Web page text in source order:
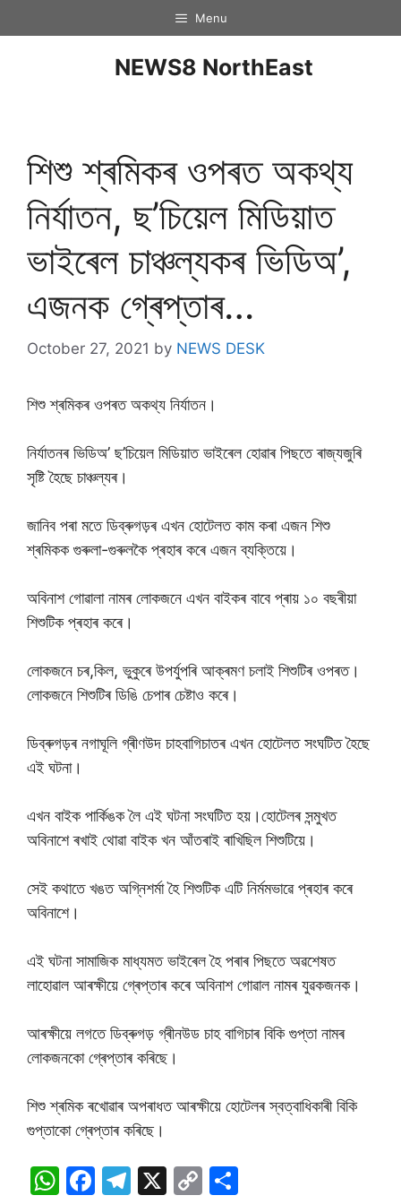
Menu
NEWS8 NorthEast
শিশু শ্ৰমিকৰ ওপৰত অকথ্য
নিৰ্যাতন, ছ’চিয়েল মিডিয়াত
ভাইৰেল চাঞ্চল্যকৰ ভিডিঅ’,
এজনক গ্ৰেপ্তাৰ…
October 27, 2021 by NEWS DESK
শিশু শ্ৰমিকৰ ওপৰত অকথ্য নিৰ্যাতন।
নিৰ্যাতনৰ ভিডিঅ’ ছ’চিয়েল মিডিয়াত ভাইৰেল হোৱাৰ পিছতে ৰাজ্যজুৰি
সৃষ্টি হৈছে চাঞ্চল্যৰ।
জানিব পৰা মতে ডিব্ৰুগড়ৰ এখন হোটেলত কাম কৰা এজন শিশু
শ্ৰমিকক গুৰুলা-গুৰুলকৈ প্ৰহাৰ কৰে এজন ব্যক্তিয়ে।
অবিনাশ গোৱালা নামৰ লোকজনে এখন বাইকৰ বাবে প্ৰায় ১০ বছৰীয়া
শিশুটিক প্ৰহাৰ কৰে।
লোকজনে চৰ,কিল, ভুকুৰে উপৰ্যুপৰি আক্ৰমণ চলাই শিশুটিৰ ওপৰত।
লোকজনে শিশুটিৰ ডিঙি চেপাৰ চেষ্টাও কৰে।
ডিব্ৰুগড়ৰ নগাঘূলি গ্ৰীণউদ চাহবাগিচাতৰ এখন হোটেলত সংঘটিত হৈছে
এই ঘটনা।
এখন বাইক পাৰ্কিঙক লৈ এই ঘটনা সংঘটিত হয়।হোটেলৰ সন্মুখত
অবিনাশে ৰখাই থোৱা বাইক খন আঁতৰাই ৰাখিছিল শিশুটিয়ে।
সেই কথাতে খঙত অগ্নিশৰ্মা হৈ শিশুটিক এটি নিৰ্মমভাৱে প্ৰহাৰ কৰে
অবিনাশে।
এই ঘটনা সামাজিক মাধ্যমত ভাইৰেল হৈ পৰাৰ পিছতে অৱশেষত
লাহোৱাল আৰক্ষীয়ে গ্ৰেপ্তাৰ কৰে অবিনাশ গোৱাল নামৰ যুৱকজনক।
আৰক্ষীয়ে লগতে ডিব্ৰুগড় গ্ৰীনউড চাহ বাগিচাৰ বিকি গুপ্তা নামৰ
লোকজনকো গ্ৰেপ্তাৰ কৰিছে।
শিশু শ্ৰমিক ৰখোৱাৰ অপৰাধত আৰক্ষীয়ে হোটেলৰ স্বত্বাধিকাৰী বিকি
গুপ্তাকো গ্ৰেপ্তাৰ কৰিছে।
W F
T
X
C